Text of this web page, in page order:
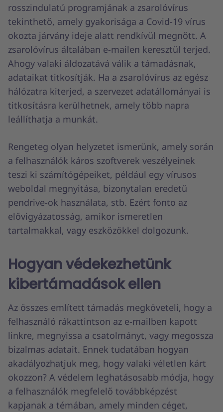
rosszindulatú programjának a zsarolóvírus
tekinthető, amely gyakorisága a Covid-19 vírus
okozta járvány ideje alatt rendkívül megnőtt. A
zsarolóvírus általában e-mailen keresztül terjed.
Ahogy valaki áldozatává válik a támadásnak,
adataikat titkosítják. Ha a zsarolóvírus az egész
hálózatra kiterjed, a szervezet adatállományai is
titkosításra kerülhetnek, amely több napra
leállíthatja a munkát.
Rengeteg olyan helyzetet ismerünk, amely során
a felhasználók káros szoftverek veszélyeinek
teszi ki számítógépeiket, például egy vírusos
weboldal megnyitása, bizonytalan eredetű
pendrive-ok használata, stb. Ezért fonto az
elővigyázatosság, amikor ismeretlen
tartalmakkal, vagy eszközökkel dolgozunk.
Hogyan védekezhetünk
kibertámadások ellen
Az összes említett támadás megköveteli, hogy a
felhasználó rákattintson az e-mailben kapott
linkre, megnyissa a csatolmányt, vagy megossza
bizalmas adatait. Ennek tudatában hogyan
akadályozhatjuk meg, hogy valaki véletlen kárt
okozzon? A védelem leghatásosabb módja, hogy
a felhasználók megfelelő továbbképzést
kapjanak a témában, amely minden céget,